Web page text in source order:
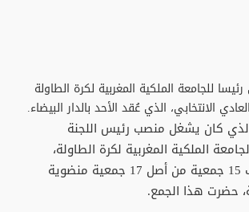
للجامعة الملكية المغربية لكرة الطاولة
الانتخابي، الذي عُقد الأحد بالدار البيضاء.
الذي كان يشغل منصب رئيس اللجنة
الملكية المغربية لكرة الطاولة،
بالإجماع من طرف 15 جمعية من أصل 17 جمعية منضوية
حضرت هذا الجمع.